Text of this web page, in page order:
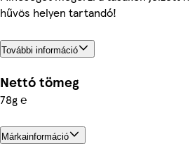
hűvös helyen tartandó!
További információ
Nettó tömeg
78g ℮
Márkainformáció